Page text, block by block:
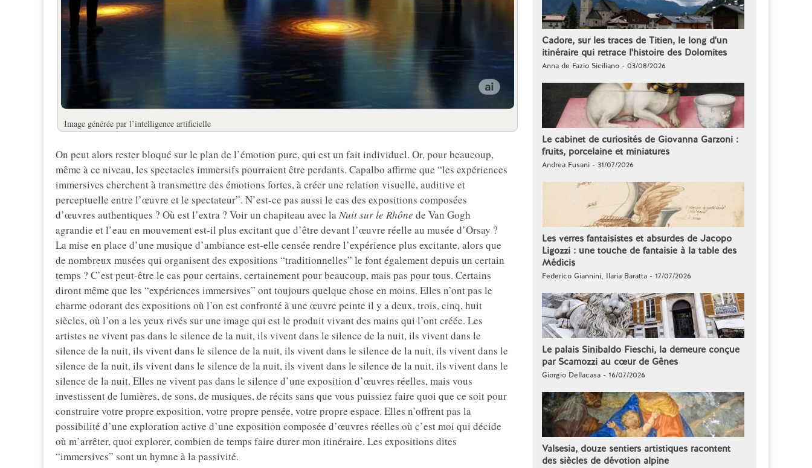
Image générée par l’intelligence artificielle
On peut alors rester bloqué sur le plan de l’émotion pure, qui est un fait individuel. Or, pour beaucoup,
même à ce niveau, les spectacles immersifs pourraient être perdants. Capalbo affirme que “les expériences
immersives cherchent à transmettre des émotions fortes, à créer une relation visuelle, auditive et
perceptuelle entre l’œuvre et le spectateur”. N’est-ce pas aussi le cas des expositions composées
d’œuvres authentiques ? Où est l’extra ? Voir un chapiteau avec laNuit sur le Rhône de Van Gogh
agrandie et l’eau en mouvement est-il plus excitant que d’être devant l’œuvre réelle au musée d’Orsay ?
La mise en place d’une musique d’ambiance est-elle censée rendre l’expérience plus excitante, alors que
de nombreux musées qui organisent des expositions “traditionnelles” le font également depuis un certain
temps ? C’est peut-être le cas pour certains, certainement pour beaucoup, mais pas pour tous. Certains
diront même que les “expériences immersives” ont toujours quelque chose en moins. Elles n’ont pas le
charme odorant des expositions où l’on est confronté à une œuvre peinte il y a deux, trois, cinq, huit
siècles, où l’on a les yeux rivés sur une image qui est le produit vivant des mains qui l’ont créée. Les
artistes ne vivent pas dans le silence de la nuit, ils vivent dans le silence de la nuit, ils vivent dans le
silence de la nuit, ils vivent dans le silence de la nuit, ils vivent dans le silence de la nuit, ils vivent dans le
silence de la nuit, ils vivent dans le silence de la nuit, ils vivent dans le silence de la nuit, ils vivent dans le
silence de la nuit. Elles ne vivent pas dans le silence d’une exposition d’œuvres réelles, mais vous
investissent de lumières, de sons, de musiques, de récits sans que vous puissiez faire quoi que ce soit pour
construire votre propre exposition, votre propre pensée, votre propre espace. Elles n’offrent pas la
possibilité d’une exploration active d’une exposition composée d’œuvres réelles où c’est moi qui décide
où m’arrêter, quoi explorer, combien de temps faire durer mon itinéraire. Les expositions dites
“immersives” sont un hymne à la passivité.
Cadore, sur les traces de Titien, le long d'un
itinéraire qui retrace l'histoire des Dolomites
Anna de Fazio Siciliano - 03/08/2026
Le cabinet de curiosités de Giovanna Garzoni :
fruits, porcelaine et miniatures
Andrea Fusani - 31/07/2026
Les verres fantaisistes et absurdes de Jacopo
Ligozzi : une touche de fantaisie à la table des
Médicis
Federico Giannini, Ilaria Baratta - 17/07/2026
Le palais Sinibaldo Fieschi, la demeure conçue
par Scamozzi au cœur de Gênes
Giorgio Dellacasa - 16/07/2026
Valsesia, douze sentiers artistiques racontent
des siècles de dévotion alpine